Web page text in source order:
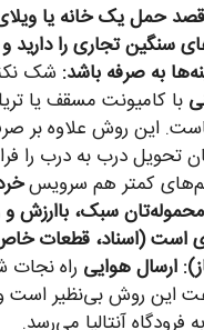
حمل یک خانه یا ویلای
سنگین تجاری را
به صرفه باشد: شک
با کامیونت مسقف یا
این روش علاوه بر
تحویل درب به درب را
کمتر هم سرویس
سبک، باارزش
است (اسناد، قطعات
ارسال هوایی راه نجات
این روش بی‌نظیر است
فرودگاه آنتالیا می‌رسد.